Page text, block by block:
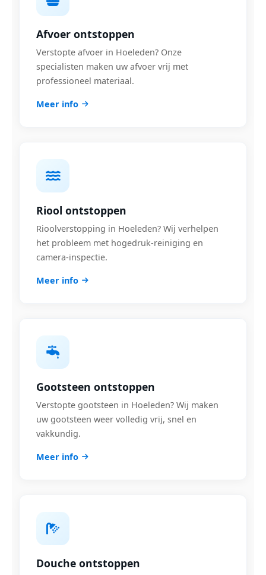
Afvoer ontstoppen
Verstopte afvoer in Hoeleden? Onze
specialisten maken uw afvoer vrij met
professioneel materiaal.
Meer info
Riool ontstoppen
Rioolverstopping in Hoeleden? Wij verhelpen
het probleem met hogedruk-reiniging en
camera-inspectie.
Meer info
Gootsteen ontstoppen
Verstopte gootsteen in Hoeleden? Wij maken
uw gootsteen weer volledig vrij, snel en
vakkundig.
Meer info
Douche ontstoppen